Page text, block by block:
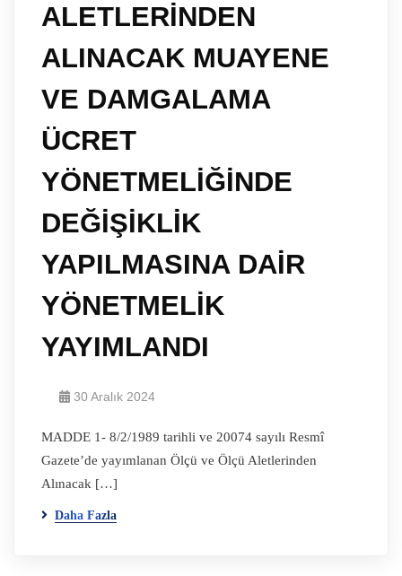
ALETLERİNDEN
ALINACAK MUAYENE
VE DAMGALAMA
ÜCRET
YÖNETMELİĞİNDE
DEĞİŞİKLİK
YAPILMASINA DAİR
YÖNETMELİK
YAYIMLANDI
30 Aralık 2024
MADDE 1- 8/2/1989 tarihli ve 20074 sayılı Resmî
Gazete’de yayımlanan Ölçü ve Ölçü Aletlerinden
Alınacak […]
Daha Fazla